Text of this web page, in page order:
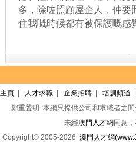
多，除咗照顧屋企人，仲要
住我嘅時候都有被保護嘅感
頁 人才求職 企業招聘 培訓頻道
鄭重聲明 :本網只提供公司和求職者之
未經澳門人才網 同意
Copyright© 2005-2026 澳門人才網